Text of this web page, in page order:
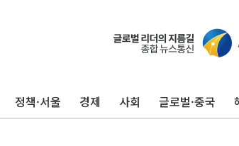
정책·서울 경제 사회 글로벌·중국